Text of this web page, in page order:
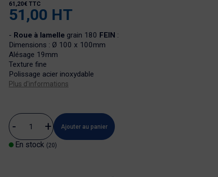
51,00 HT
61,20€ TTC
- Roue à lamellegrain 180 FEIN :
Dimensions : Ø 100 x 100mm
Alésage 19mm
Texture fine
Polissage acier inoxydable
Plus d'informations
Ajouter au panier
En stock (20)